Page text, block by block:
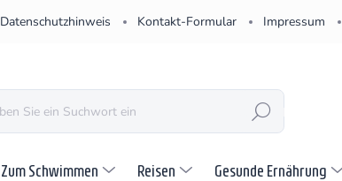
Datenschutzhinweis Kontakt-Formular Impressum
SUCHEN
Zum Schwimmen Reisen Gesunde Ernährung